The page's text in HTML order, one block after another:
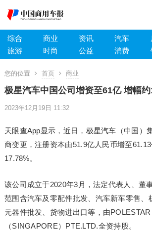
综合 商业 资讯 汽车
旅游
时尚 公益 消费
您的位置 首页 商业
极星汽车中国公司增资至61亿 增幅
2023年12月19日 11:32
天眼查App显示，近日，极星汽车（中国）
商变更，注册资本由51.9亿人民币增至
17.78%。
该公司成立于2020年3月，法定代表人、董
范围含汽车及零配件批发、汽车新车零售、
元器件批发、货物进出口等，由
（SINGAPORE）PTE.LTD.全资持股。